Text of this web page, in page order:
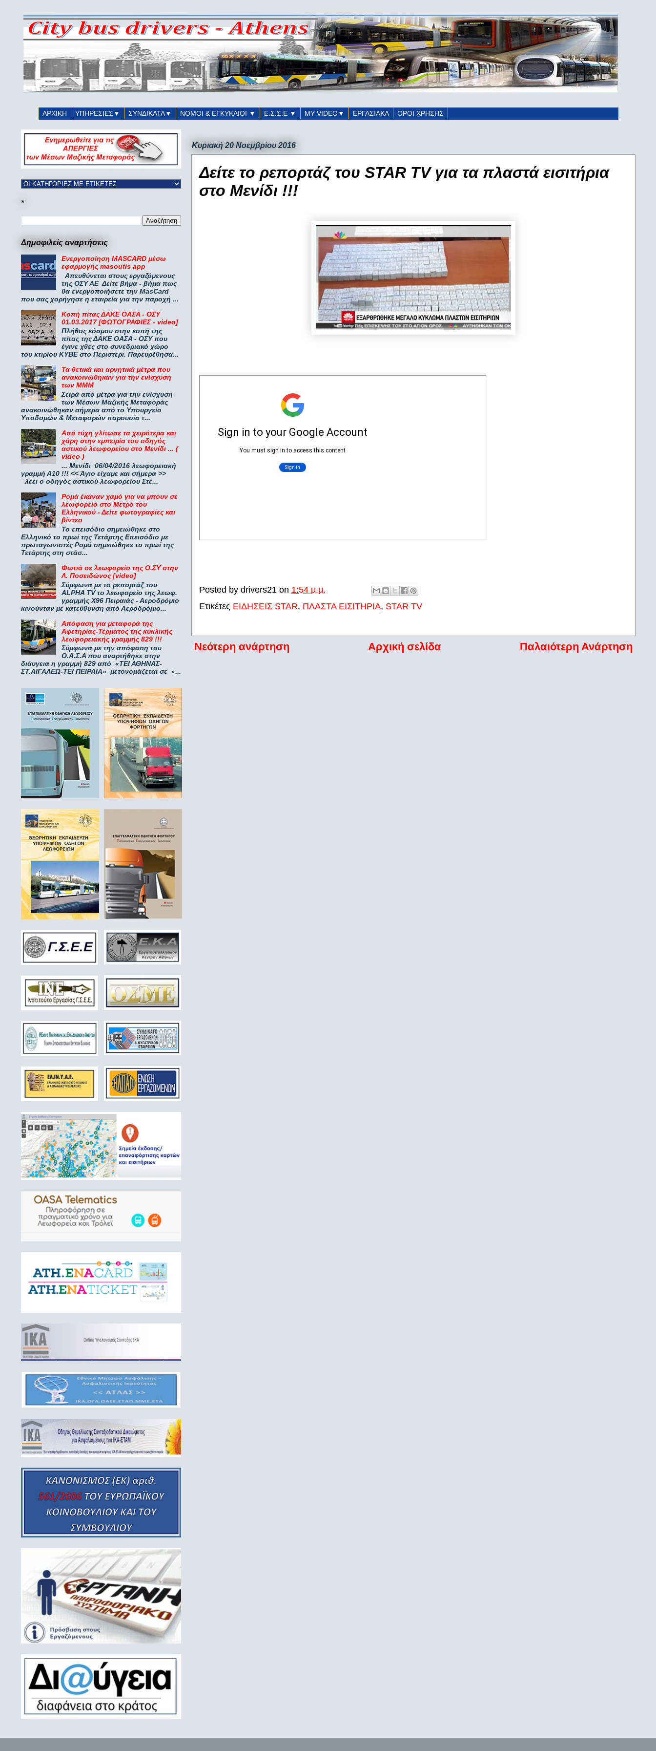
ΑΡΧΙΚΗ ΥΠΗΡΕΣΙΕΣ▼ ΣΥΝΔΙΚΑΤΑ▼ ΝΟΜΟΙ & ΕΓΚΥΚΛΙΟΙ ▼ Ε.Σ.Σ.Ε ▼ ΜΥ VIDEO▼ ΕΡΓΑΣΙΑΚΑ ΟΡΟΙ ΧΡΗΣΗΣ
Κυριακή 20 Νοεμβρίου 2016
Δείτε το ρεπορτάζ του STAR TV για τα πλαστά εισιτήρια
στο Μενίδι !!!
Posted by drivers21 on 1:54 μ.μ.
Ετικέτες ΕΙΔΗΣΕΙΣ STAR, ΠΛΑΣΤΑ ΕΙΣΙΤΗΡΙΑ, STAR TV
Νεότερη ανάρτηση Παλαιότερη Ανάρτηση
Αρχική σελίδα
*
Δημοφιλείς αναρτήσεις
Ενεργοποίηση MASCARD μέσω
εφαρμογής masoutis app
Απευθύνεται στους εργαζόμενους
της ΟΣΥ ΑΕ Δείτε βήμα - βήμα πως
θα ενεργοποιήσετε την MasCard
που σας χορήγησε η εταιρεία για την παροχή ...
Κοπή πίτας ΔΑΚΕ ΟΑΣΑ - ΟΣΥ
01.03.2017 [ΦΩΤΟΓΡΑΦΙΕΣ - video]
Πλήθος κόσμου στην κοπή της
πίτας της ΔΑΚΕ ΟΑΣΑ - ΟΣΥ που
έγινε χθες στο συνεδριακό χώρο
του κτιρίου ΚΥΒΕ στο Περιστέρι. Παρευρέθησα...
Τα θετικά και αρνητικά μέτρα που
ανακοινώθηκαν για την ενίσχυση
των ΜΜΜ
Σειρά από μέτρα για την ενίσχυση
των Μέσων Μαζικής Μεταφοράς
ανακοινώθηκαν σήμερα από το Υπουργείο
Υποδομών & Μεταφορών παρουσία τ...
Από τύχη γλίτωσε τα χειρότερα και
χάρη στην εμπειρία του οδηγός
αστικού λεωφορείου στο Μενίδι ... (
video )
... Μενίδι 06/04/2016 λεωφορειακή
γραμμή Α10 !!! << Άγιο είχαμε και σήμερα >>
λέει ο οδηγός αστικού λεωφορείου Στέ...
Ρομά έκαναν χαμό για να μπουν σε
λεωφορείο στο Μετρό του
Ελληνικού - Δείτε φωτογραφίες και
βίντεο
Το επεισόδιο σημειώθηκε στο
Ελληνικό το πρωί της Τετάρτης Επεισόδιο με
πρωταγωνιστές Ρομά σημειώθηκε το πρωί της
Τετάρτης στη στάσ...
Φωτιά σε λεωφορείο της Ο.ΣΥ στην
Λ. Ποσειδώνος [video]
Σύμφωνα με το ρεπορτάζ του
ALPHA TV το λεωφορείο της λεωφ.
γραμμής Χ96 Πειραιάς - Αεροδρόμιο
κινούνταν με κατεύθυνση από Αεροδρόμιο...
Απόφαση για μεταφορά της
Αφετηρίας-Τέρματος της κυκλικής
λεωφορειακής γραμμής 829 !!!
Σύμφωνα με την απόφαση του
Ο.Α.Σ.Α που αναρτήθηκε στην
διάυγεια η γραμμή 829 από «ΤΕΙ ΑΘΗΝΑΣ-
ΣΤ.ΑΙΓΑΛΕΩ-ΤΕΙ ΠΕΙΡΑΙΑ» μετονομάζεται σε «...